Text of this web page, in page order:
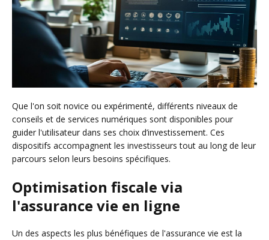
Que l'on soit novice ou expérimenté, différents niveaux de
conseils et de services numériques sont disponibles pour
guider l'utilisateur dans ses choix d’investissement. Ces
dispositifs accompagnent les investisseurs tout au long de leur
parcours selon leurs besoins spécifiques.
Optimisation fiscale via
l'assurance vie en ligne
Un des aspects les plus bénéfiques de l'assurance vie est la